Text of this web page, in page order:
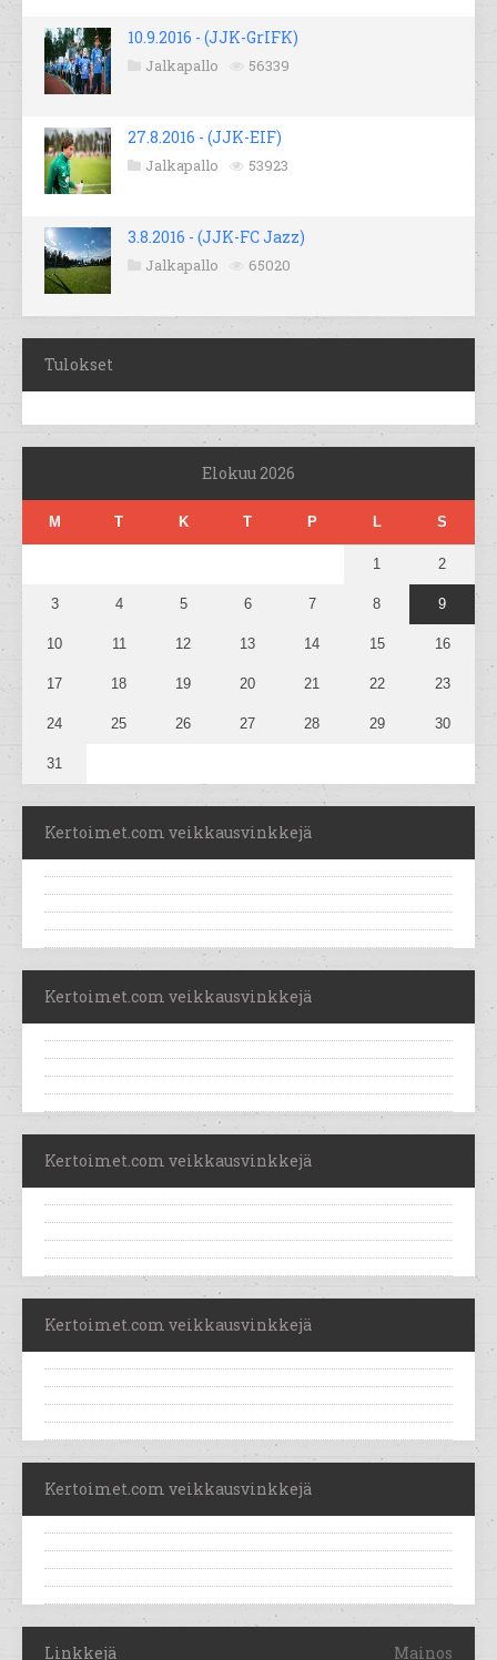
10.9.2016 - (JJK-GrIFK)
Jalkapallo 56339
27.8.2016 - (JJK-EIF)
Jalkapallo 53923
3.8.2016 - (JJK-FC Jazz)
Jalkapallo 65020
Tulokset
Elokuu 2026
M T K T P L S
1 2
3 4 5 6 7 8 9
10 11 12 13 14 15 16
17 18 19 20 21 22 23
24 25 26 27 28 29 30
31
Kertoimet.com veikkausvinkkejä
Kertoimet.com veikkausvinkkejä
Kertoimet.com veikkausvinkkejä
Kertoimet.com veikkausvinkkejä
Kertoimet.com veikkausvinkkejä
Linkkejä Mainos